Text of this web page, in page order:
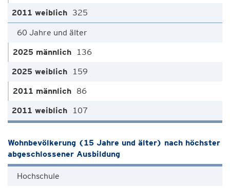
325
60 Jahre und älter
136
159
86
107
Wohnbevölkerung (15 Jahre und älter) nach höchster
abgeschlossener Ausbildung
Hochschule